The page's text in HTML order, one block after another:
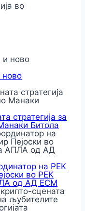
во
ново
стратегија за
Битола
на РЕК
во РЕК
од АД ЕСМ